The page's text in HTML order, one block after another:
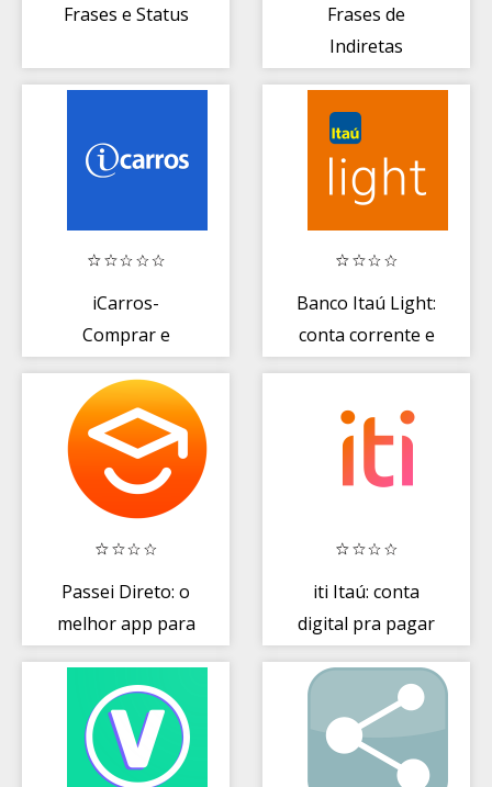
Frases e Status
Frases de
Indiretas
iCarros-
Comprar e
Banco Itaú Light:
conta corrente e
Passei Direto: o
melhor app para
iti Itaú: conta
digital pra pagar